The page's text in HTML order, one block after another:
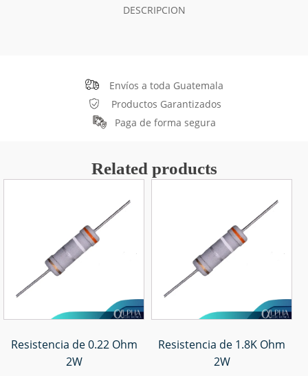
DESCRIPCION
Envíos a toda Guatemala
Productos Garantizados
Paga de forma segura
Related products
Resistencia de 0.22 Ohm
2W
Resistencia de 1.8K Ohm
2W